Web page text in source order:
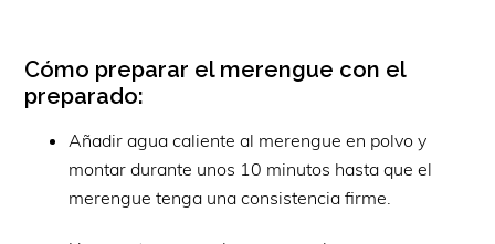
Cómo preparar el merengue con el
preparado:
Añadir agua caliente al merengue en polvo y
montar durante unos 10 minutos hasta que el
merengue tenga una consistencia firme.